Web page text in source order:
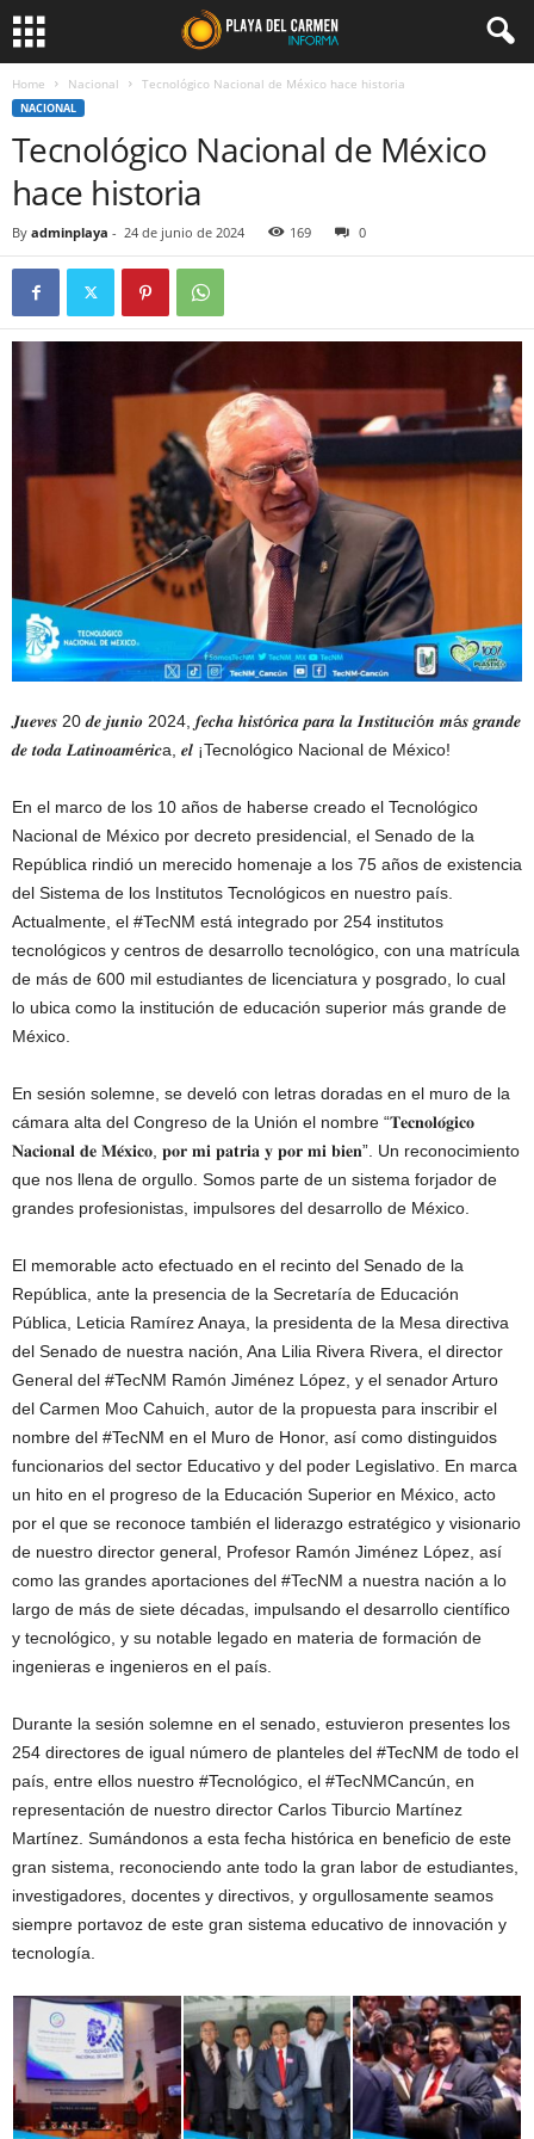
Home Nacional Tecnológico Nacional de México hace historia
NACIONAL
Tecnológico Nacional de México
hace historia
By adminplaya - 24 de junio de 2024 169 0
𝑱𝒖𝒆𝒗𝒆𝒔 20 𝒅𝒆 𝒋𝒖𝒏𝒊𝒐 2024, 𝒇𝒆𝒄𝒉𝒂 𝒉𝒊𝒔𝒕ó𝒓𝒊𝒄𝒂 𝒑𝒂𝒓𝒂 𝒍𝒂 𝑰𝒏𝒔𝒕𝒊𝒕𝒖𝒄𝒊ó𝒏 𝒎á𝒔 𝒈𝒓𝒂𝒏𝒅𝒆
𝒅𝒆 𝒕𝒐𝒅𝒂 𝑳𝒂𝒕𝒊𝒏𝒐𝒂𝒎é𝒓𝒊𝒄a, 𝒆𝒍 ¡Tecnológico Nacional de México!
En el marco de los 10 años de haberse creado el Tecnológico
Nacional de México por decreto presidencial, el Senado de la
República rindió un merecido homenaje a los 75 años de existencia
del Sistema de los Institutos Tecnológicos en nuestro país.
Actualmente, el #TecNM está integrado por 254 institutos
tecnológicos y centros de desarrollo tecnológico, con una matrícula
de más de 600 mil estudiantes de licenciatura y posgrado, lo cual
lo ubica como la institución de educación superior más grande de
México.
En sesión solemne, se develó con letras doradas en el muro de la
cámara alta del Congreso de la Unión el nombre “𝐓𝐞𝐜𝐧𝐨𝐥𝐨́𝐠𝐢𝐜𝐨
𝐍𝐚𝐜𝐢𝐨𝐧𝐚𝐥 𝐝𝐞 𝐌𝐞́𝐱𝐢𝐜𝐨, 𝐩𝐨𝐫 𝐦𝐢 𝐩𝐚𝐭𝐫𝐢𝐚 𝐲 𝐩𝐨𝐫 𝐦𝐢 𝐛𝐢𝐞𝐧”. Un reconocimiento
que nos llena de orgullo. Somos parte de un sistema forjador de
grandes profesionistas, impulsores del desarrollo de México.
El memorable acto efectuado en el recinto del Senado de la
República, ante la presencia de la Secretaría de Educación
Pública, Leticia Ramírez Anaya, la presidenta de la Mesa directiva
del Senado de nuestra nación, Ana Lilia Rivera Rivera, el director
General del #TecNM Ramón Jiménez López, y el senador Arturo
del Carmen Moo Cahuich, autor de la propuesta para inscribir el
nombre del #TecNM en el Muro de Honor, así como distinguidos
funcionarios del sector Educativo y del poder Legislativo. En marca
un hito en el progreso de la Educación Superior en México, acto
por el que se reconoce también el liderazgo estratégico y visionario
de nuestro director general, Profesor Ramón Jiménez López, así
como las grandes aportaciones del #TecNM a nuestra nación a lo
largo de más de siete décadas, impulsando el desarrollo científico
y tecnológico, y su notable legado en materia de formación de
ingenieras e ingenieros en el país.
Durante la sesión solemne en el senado, estuvieron presentes los
254 directores de igual número de planteles del #TecNM de todo el
país, entre ellos nuestro #Tecnológico, el #TecNMCancún, en
representación de nuestro director Carlos Tiburcio Martínez
Martínez. Sumándonos a esta fecha histórica en beneficio de este
gran sistema, reconociendo ante todo la gran labor de estudiantes,
investigadores, docentes y directivos, y orgullosamente seamos
siempre portavoz de este gran sistema educativo de innovación y
tecnología.